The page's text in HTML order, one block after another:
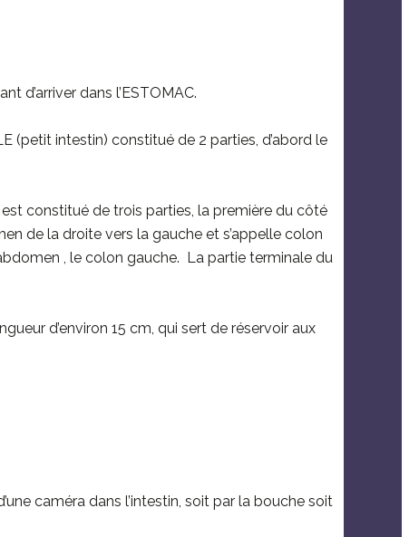
d’arriver dans l’ESTOMAC.
(petit intestin) constitué de 2 parties, d’abord le
constitué de trois parties, la première du côté
de la droite vers la gauche et s’appelle colon
, le colon gauche. La partie terminale du
d’environ 15 cm, qui sert de réservoir aux
caméra dans l’intestin, soit par la bouche soit